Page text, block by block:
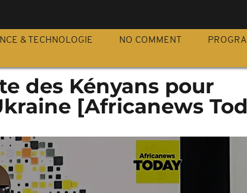
& TECHNOLOGIE NO COMMENT
des Kényans pour
[Africanews